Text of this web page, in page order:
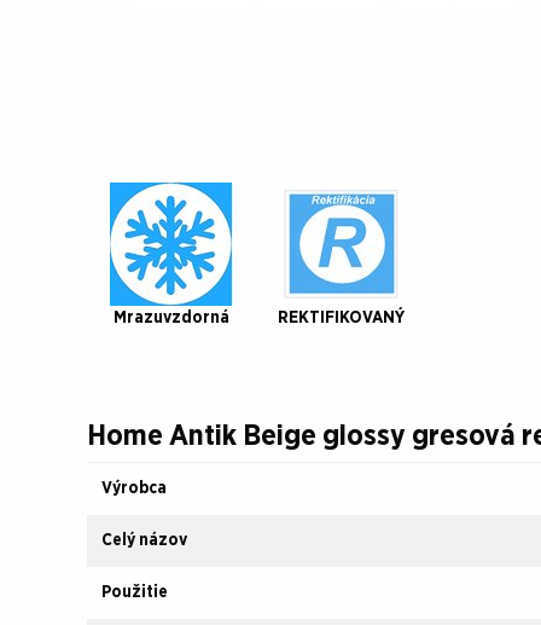
Mrazuvzdorná REKTIFIKOVANÝ
Home Antik Beige glossy gresová
Výrobca
Celý názov
Použitie